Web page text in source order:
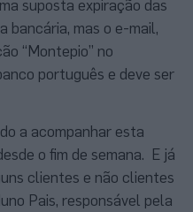
suposta expiração das
bancária, mas o e-mail,
“Montepio” no
português e deve ser
a acompanhar esta
o fim de semana. E já
clientes e não clientes
Pais, responsável pela